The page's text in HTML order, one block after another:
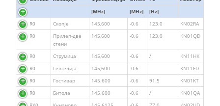
[MHz]
[MHz]
[Hz]
R0
Скопје 145,600 -0.6 123.0
KN02RA
R0
Прилеп-две
стени
145,600 -0.6 123.0 KN01QD
R0 Струмица 145,600 -0.6 /
KN11HK
R0
Гевгелија 145,600 -0.6
KN11FD
R0
Гостивар 145.600 -0.6 91.5
KN01KT
R0
Битола 145.600 -0.6 /
KN01QA